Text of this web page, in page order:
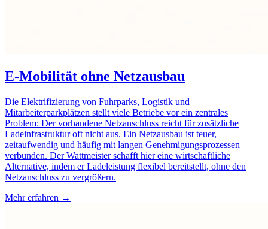
E-Mobilität ohne Netzausbau
Die Elektrifizierung von Fuhrparks, Logistik und
Mitarbeiterparkplätzen stellt viele Betriebe vor ein zentrales
Problem: Der vorhandene Netzanschluss reicht für zusätzliche
Ladeinfrastruktur oft nicht aus. Ein Netzausbau ist teuer,
zeitaufwendig und häufig mit langen Genehmigungsprozessen
verbunden. Der Wattmeister schafft hier eine wirtschaftliche
Alternative, indem er Ladeleistung flexibel bereitstellt, ohne den
Netzanschluss zu vergrößern.
Mehr erfahren →